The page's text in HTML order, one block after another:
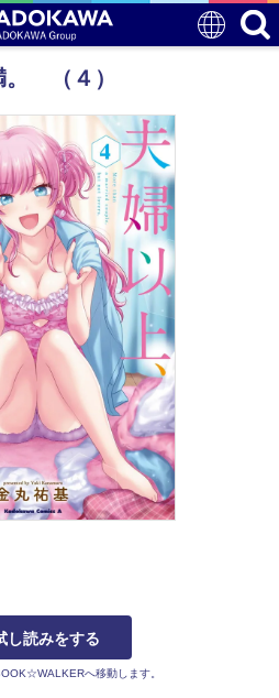
。 （４）
し読みをする
へ移動します。